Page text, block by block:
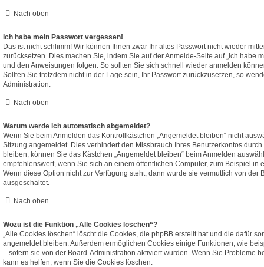
Nach oben
Ich habe mein Passwort vergessen!
Das ist nicht schlimm! Wir können Ihnen zwar Ihr altes Passwort nicht wieder
zurücksetzen. Dies machen Sie, indem Sie auf der Anmelde-Seite auf „Ich habe
und den Anweisungen folgen. So sollten Sie sich schnell wieder anmelden
Sollten Sie trotzdem nicht in der Lage sein, Ihr Passwort zurückzusetzen, so
Administration.
Nach oben
Warum werde ich automatisch abgemeldet?
Wenn Sie beim Anmelden das Kontrollkästchen „Angemeldet bleiben“ nicht
Sitzung angemeldet. Dies verhindert den Missbrauch Ihres Benutzerkontos
bleiben, können Sie das Kästchen „Angemeldet bleiben“ beim Anmelden
empfehlenswert, wenn Sie sich an einem öffentlichen Computer, zum Beispiel in
Wenn diese Option nicht zur Verfügung steht, dann wurde sie vermutlich von der
ausgeschaltet.
Nach oben
Wozu ist die Funktion „Alle Cookies löschen“?
„Alle Cookies löschen“ löscht die Cookies, die phpBB erstellt hat und die dafür
angemeldet bleiben. Außerdem ermöglichen Cookies einige Funktionen, wie
– sofern sie von der Board-Administration aktiviert wurden. Wenn Sie Probleme
kann es helfen, wenn Sie die Cookies löschen.